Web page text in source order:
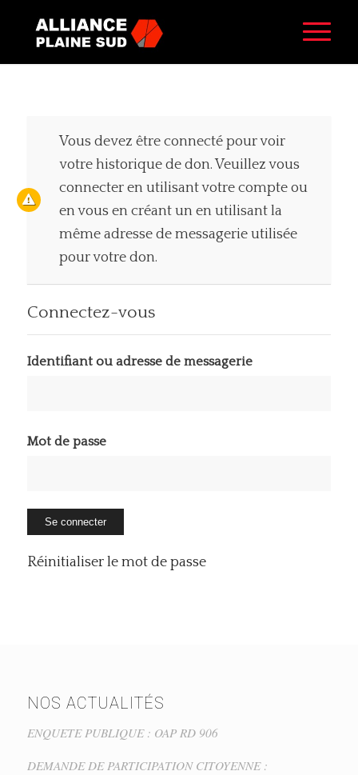
Vous devez être connecté pour voir
votre historique de don. Veuillez vous
connecter en utilisant votre compte ou
en vous en créant un en utilisant la
même adresse de messagerie utilisée
pour votre don.
Connectez-vous
Identifiant ou adresse de messagerie
Mot de passe
Réinitialiser le mot de passe
NOS ACTUALITÉS
ENQUETE PUBLIQUE : OAP RD 906
DEMANDE DE PARTICIPATION CITOYENNE :